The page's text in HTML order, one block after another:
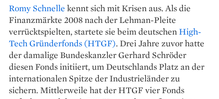
Romy Schnelle kennt sich mit Krisen aus. Als die
Finanzmärkte 2008 nach der Lehman-Pleite
verrücktspielten, startete sie beim deutschenHigh-
Tech Gründerfonds (HTGF). Drei Jahre zuvor hatte
der damalige Bundeskanzler Gerhard Schröder
diesen Fonds initiiert, um Deutschlands Platz an der
internationalen Spitze der Industrieländer zu
sichern. Mit­t­lerweile hat der HTGF vier Fonds